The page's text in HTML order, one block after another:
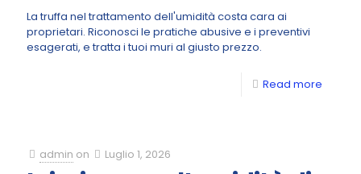
La truffa nel trattamento dell'umidità costa cara ai
proprietari. Riconosci le pratiche abusive e i preventivi
esagerati, e tratta i tuoi muri al giusto prezzo.
Read more
admin on Luglio 1, 2026